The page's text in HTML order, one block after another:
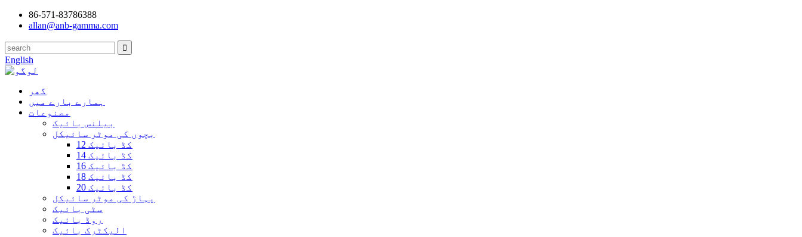
86-571-83786388
allan@anb-gamma.com
English
گھر
ہمارے بارے میں
مصنوعات
بیلنس بائیک
بچوں کی موٹر سائیکل
12 کڈ بائیک
14 کڈ بائیک
16 کڈ بائیک
18 کڈ بائیک
20 کڈ بائیک
پہاڑ کی موٹر سائیکل
سٹی بائیک
روڈ بائیک
الیکٹرک بائیک